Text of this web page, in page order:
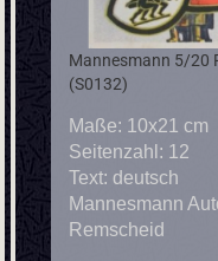
Mannesmann 5/20
(S0132)
Maße: 10x21 cm
Seitenzahl: 12
Text: deutsch
​Mannesmann
Remscheid